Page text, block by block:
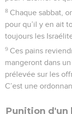
19
et vous mènerez
20
Peut-être direz-
récoltes ? »
Sachez que la
sur vous, en vous
22 Lorsque vous